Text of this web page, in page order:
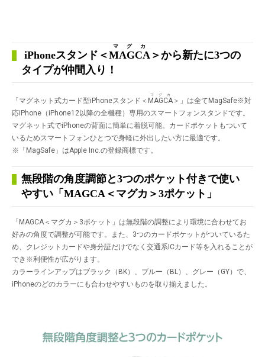
iPhoneスタンド＜MAGCA
マグカ
＞から新たに3つの
タイプが仲間入り！
「マグネット式カード型iPhoneスタンド＜ MAGCA
マグカ
＞」は全てMagSafe※対
応iPhone（iPhone12以降の全機種）専用のスマートフォンスタンドです。
マグネット式でiPhoneの背面に簡単に着脱可能。カードポケットもついて
いるためスマートフォンひとつで身軽に外出したい方に最適です。
※「MagSafe」はApple Inc.の登録商標です。
無段階の角度調節と3つのポケット付きで使い
やすい「MAGCA＜マグカ＞3ポケット」
「MAGCA＜マグカ＞3ポケット」は無段階の調整により環境に合わせてお
好みの角度で調整が可能です。また、3つのカードポケットがついているた
め、クレジットカードや身分証だけでなく交通系ICカード等を入れることが
でき ※利便性が広がります。
カラーラインアップはブラック（BK）、ブルー（BL）、グレー（GY）で、
iPhoneのどのカラーにも合わせやすいものを取り揃えました。